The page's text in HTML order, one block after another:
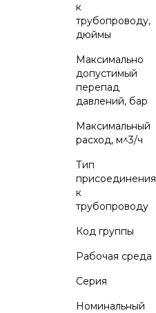
к
трубопроводу,
дюймы
Максимально
допустимый
перепад
давлений, бар
Максимальный
расход, м^3/ч
Тип
присоединения
к
трубопроводу
Код группы
Рабочая среда
Серия
Номинальный